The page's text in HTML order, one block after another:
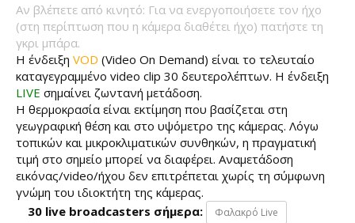
Αν βλέπετε από κινητό: Για να ενεργοποιήσετε τον ήχο
(στη περίπτωση που η κάμερα διαθέτει ήχο) πατήστε τη
γκρι μπάρα.
Η ένδειξη VOD (Video On Demand) είναι το τελευταίο
καταγεγραμμένο video clip 30 δευτερολέπτων. Η ένδειξη
LIVE σημαίνει ζωντανή μετάδοση.
Η θερμοκρασία είναι εκτίμηση που βασίζεται στη
γεωγραφική θέση και στο υψόμετρο της κάμερας. Λόγω
τοπικών και μικροκλιματικών συνθηκών, η πραγματική
τιμή στο σημείο μπορεί να διαφέρει. Αναμετάδοση
εικόνας/video/ήχου δεν επιτρέπεται χωρίς τη σύμφωνη
γνώμη του ιδιοκτήτη της κάμερας.
30 live broadcasters σήμερα:
Φαλακρό Live